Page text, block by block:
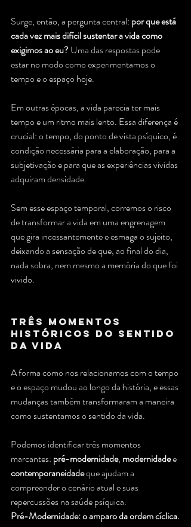
Surge, então, a pergunta central: por que está
cada vez mais difícil sustentar a vida como
exigimos ao eu? Uma das respostas pode
estar no modo como experimentamos o
tempo e o espaço hoje.
Em outras épocas, a vida parecia ter mais
tempo e um ritmo mais lento. Essa diferença é
crucial: o tempo, do ponto de vista psíquico, é
condição necessária para a elaboração, para a
subjetivação e para que as experiências vividas
adquiram densidade.
Sem esse espaço temporal, corremos o risco
de transformar a vida em uma engrenagem
que gira incessantemente e esmaga o sujeito,
deixando a sensação de que, ao final do dia,
nada sobra, nem mesmo a memória do que foi
vivido.
Três Momentos
Históricos do Sentido
da Vida
A forma como nos relacionamos com o tempo
e o espaço mudou ao longo da história, e essas
mudanças também transformaram a maneira
como sustentamos o sentido da vida.
Podemos identificar três momentos
marcantes: pré-modernidade, modernidade e
contemporaneidade que ajudam a
compreender o cenário atual e suas
repercussões na saúde psíquica.
Pré-Modernidade: o amparo da ordem cíclica.